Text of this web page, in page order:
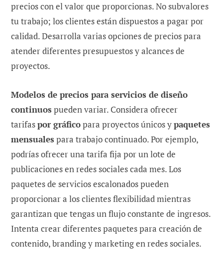
precios con el valor que proporcionas. No subvalores
tu trabajo; los clientes están dispuestos a pagar por
calidad. Desarrolla varias opciones de precios para
atender diferentes presupuestos y alcances de
proyectos.
Modelos de precios para servicios de diseño
continuos pueden variar. Considera ofrecer
tarifaspor gráficopara proyectos únicos ypaquetes
mensuales para trabajo continuado. Por ejemplo,
podrías ofrecer una tarifa fija por un lote de
publicaciones en redes sociales cada mes. Los
paquetes de servicios escalonados pueden
proporcionar a los clientes flexibilidad mientras
garantizan que tengas un flujo constante de ingresos.
Intenta crear diferentes paquetes para creación de
contenido, branding y marketing en redes sociales.